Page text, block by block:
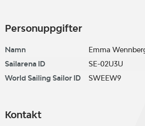
Personuppgifter
Namn
Emma
Sailarena ID
SE-02U3U
World Sailing Sailor ID
SWEEW9
Kontakt